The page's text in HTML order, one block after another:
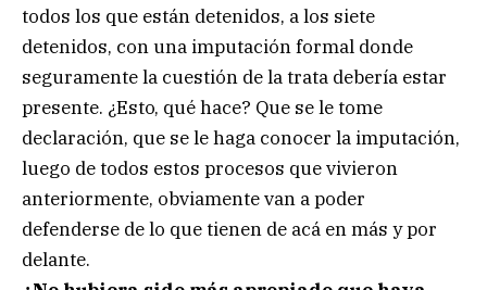
todos los que están detenidos, a los siete
detenidos, con una imputación formal donde
seguramente la cuestión de la trata debería estar
presente. ¿Esto, qué hace? Que se le tome
declaración, que se le haga conocer la imputación,
luego de todos estos procesos que vivieron
anteriormente, obviamente van a poder
defenderse de lo que tienen de acá en más y por
delante.